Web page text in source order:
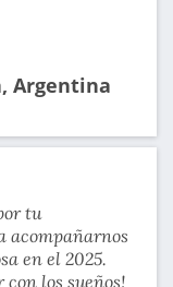
Argentina
tu
acompañarnos
en el 2025.
con los sueños!